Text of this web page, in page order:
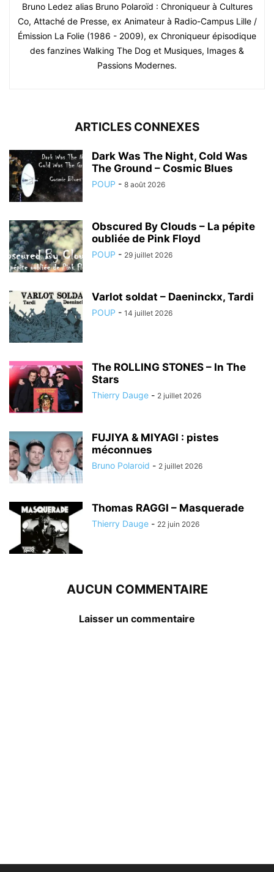
Bruno Ledez alias Bruno Polaroïd : Chroniqueur à Cultures
Co, Attaché de Presse, ex Animateur à Radio-Campus Lille /
Émission La Folie (1986 - 2009), ex Chroniqueur épisodique
des fanzines Walking The Dog et Musiques, Images &
Passions Modernes.
ARTICLES CONNEXES
Dark Was The Night, Cold Was
The Ground – Cosmic Blues
POUP - 8 août 2026
Obscured By Clouds – La pépite
oubliée de Pink Floyd
POUP - 29 juillet 2026
Varlot soldat – Daeninckx, Tardi
POUP - 14 juillet 2026
The ROLLING STONES – In The
Stars
Thierry Dauge - 2 juillet 2026
FUJIYA & MIYAGI : pistes
méconnues
Bruno Polaroid - 2 juillet 2026
Thomas RAGGI – Masquerade
Thierry Dauge - 22 juin 2026
AUCUN COMMENTAIRE
Laisser un commentaire